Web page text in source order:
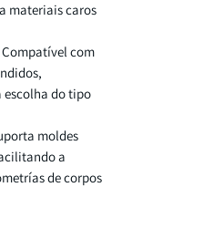
materiais caros
com
escolha do tipo
moldes
a
de corpos